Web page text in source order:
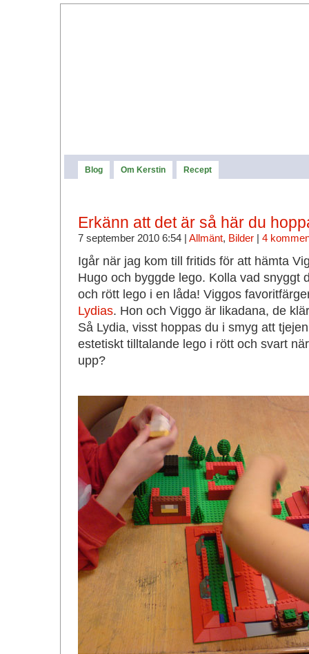
Blog Om Kerstin Recept
Erkänn att det är så här du
7 september 2010 6:54 | Allmänt, Bilder| 4
Igår när jag kom till fritids för att hämta
Hugo och byggde lego. Kolla vad snyggt
och rött lego i en låda! Viggos
Lydias. Hon och Viggo är likadana, de
Så Lydia, visst hoppas du i smyg att
estetiskt tilltalande lego i rött och svart
upp?